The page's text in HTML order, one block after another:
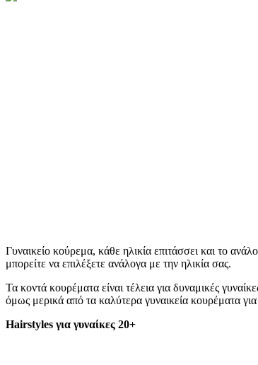
Γυναικείο κούρεμα, κάθε ηλικία επιτάσσει και το
μπορείτε να επιλέξετε ανάλογα με την ηλικία σας.
Τα κοντά κουρέματα είναι τέλεια για δυναμικές
όμως μερικά από τα καλύτερα γυναικεία κουρέματα για
Hairstyles για γυναίκες 20+